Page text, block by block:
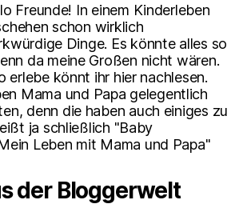
Freunde! In einem Kinderleben
schon wirklich
Dinge. Es könnte alles so
da meine Großen nicht wären.
erlebe könnt ihr hier nachlesen.
Mama und Papa gelegentlich
denn die haben auch einiges zu
ja schließlich "Baby
Leben mit Mama und Papa"
der Bloggerwelt